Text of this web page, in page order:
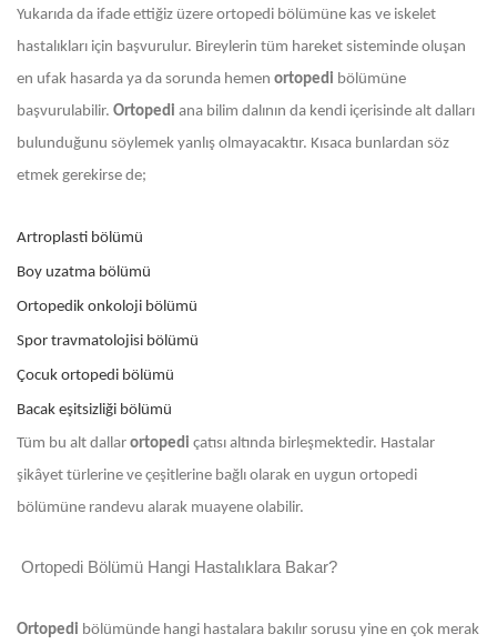
Yukarıda da ifade ettiğiz üzere ortopedi bölümüne kas ve iskelet
hastalıkları için başvurulur. Bireylerin tüm hareket sisteminde oluşan
en ufak hasarda ya da sorunda hemen ortopedi bölümüne
başvurulabilir. Ortopedi ana bilim dalının da kendi içerisinde alt dalları
bulunduğunu söylemek yanlış olmayacaktır. Kısaca bunlardan söz
etmek gerekirse de;
Artroplasti bölümü
Boy uzatma bölümü
Ortopedik onkoloji bölümü
Spor travmatolojisi bölümü
Çocuk ortopedi bölümü
Bacak eşitsizliği bölümü
Tüm bu alt dallar ortopedi çatısı altında birleşmektedir. Hastalar
şikâyet türlerine ve çeşitlerine bağlı olarak en uygun ortopedi
bölümüne randevu alarak muayene olabilir.
Ortopedi Bölümü Hangi Hastalıklara Bakar?
Ortopedi bölümünde hangi hastalara bakılır sorusu yine en çok merak